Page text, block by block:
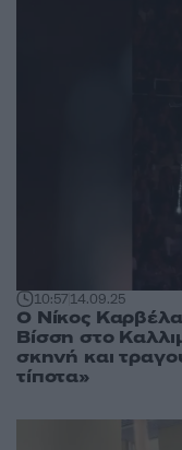
10:5714.09.25
Ο Νίκος
Βίσση στο
σκηνή και
τίποτα»